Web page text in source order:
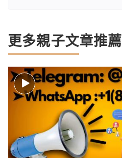
更多親子文章推薦